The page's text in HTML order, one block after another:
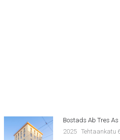
Bostads Ab Tres As
2025 Tehtaankatu